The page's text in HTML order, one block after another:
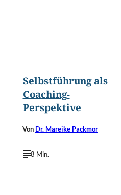
Selbstführung als
Coaching-
Perspektive
Von Dr. Mareike Packmor
8 Min.